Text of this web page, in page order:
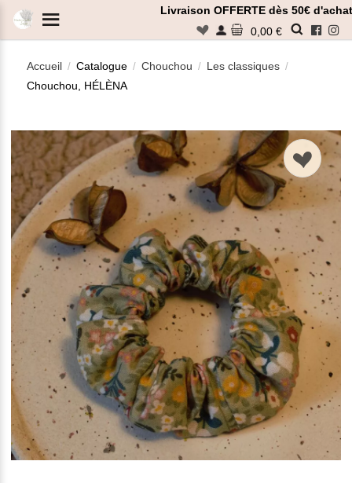
Livraison OFFERTE dès 50€
n 0,00 €
Accueil / Catalogue / Chouchou / Les classiques /
Chouchou, HÉLÈNA
n
Panneau de gestion des cookies